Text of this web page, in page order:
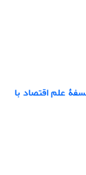
علم اقتصاد با